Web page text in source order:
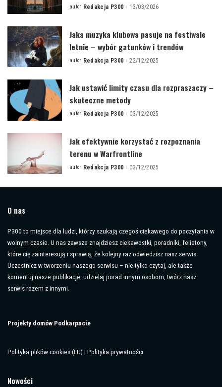
Posted
autor Redakcja P300 13/03/2026
Jaka muzyka klubowa pasuje na festiwale
letnie – wybór gatunków i trendów
Posted
autor Redakcja P300 22/12/2025
Jak ustawić limity czasu dla rozpraszaczy –
skuteczne metody
Posted
autor Redakcja P300 03/12/2025
Jak efektywnie korzystać z rozpoznania
terenu w Warfrontline
Posted
autor Redakcja P300 03/12/2025
O nas
P300 to miejsce dla ludzi, którzy szukają czegoś ciekawego do poczytania w
wolnym czasie. U nas zawsze znajdziesz ciekawostki, poradniki, felietony,
które cię zainteresują i sprawią, że kolejny raz odwiedzisz nasz serwis.
Uczestnicz w tworzeniu naszego serwisu – nie tylko czytaj, ale także
komentuj nasze publikacje, udzielaj porad innym osobom, twórz nasz
serwis razem z innymi.
Projekty domów Podkarpacie
Polityka plików cookies (EU) | Polityka prywatności
Nowości